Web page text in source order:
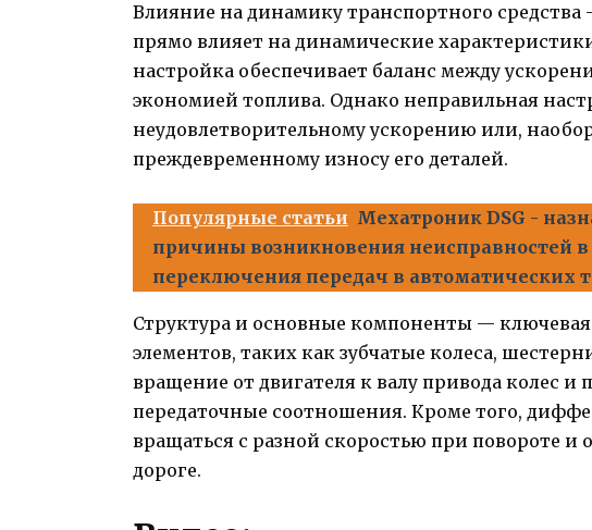
Влияние на динамику транспортного
прямо влияет на динамические
настройка обеспечивает баланс между
экономией топлива. Однако неправильная
неудовлетворительному ускорению или,
преждевременному износу его деталей.
Популярные статьи Мехатроник DSG -
причины возникновения неисправностей
переключения передач в автоматических
Структура и основные компоненты — ключевая
элементов, таких как зубчатые колеса,
вращение от двигателя к валу привода колес и
передаточные соотношения. Кроме того,
вращаться с разной скоростью при повороте и
дороге.